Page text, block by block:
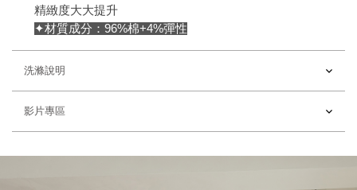
精緻度大大提升
✦材質成分：96%棉+4%彈性
洗滌說明
影片專區